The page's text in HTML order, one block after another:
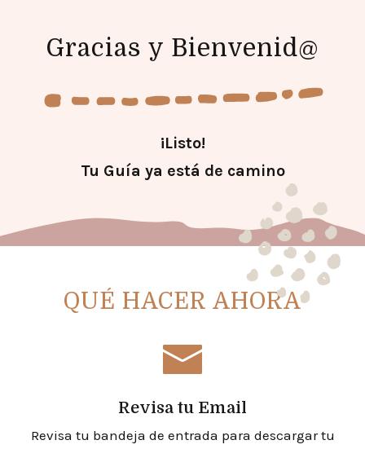
Gracias y Bienvenid@
¡Listo!
Tu Guía ya está de camino
QUÉ HACER AHORA
Revisa tu Email
Revisa tu bandeja de entrada para descargar tu